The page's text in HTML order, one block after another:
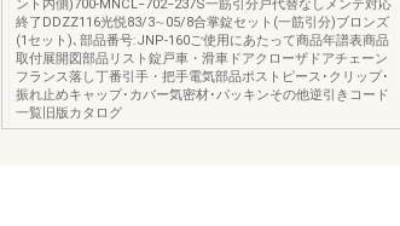
ント内側)700-MNCL−702−237S一筋引分戸代替なしメンテ対応
終了DDZZ116光悦83/3∼05/8合掌錠セット(一筋引分)ブロンズ
(1セット)､部品番号:JNP-160ご使用にあたって商品年譜表商品
取付展開図部品リスト錠戸車・滑車ドアクローザドアチェーン
フランス落し丁番引手・把手電気部品ポストピース･クリップ･
振れ止めキャップ･カバー気密材･パッキンその他逆引きコード
一覧旧版カタログ